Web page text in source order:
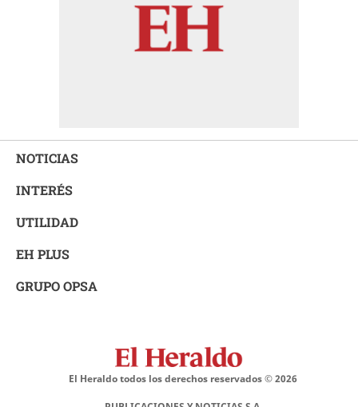
NOTICIAS
INTERÉS
UTILIDAD
EH PLUS
GRUPO OPSA
El Heraldo todos los derechos reservados ©2026